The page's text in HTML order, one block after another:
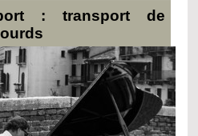
: transport de